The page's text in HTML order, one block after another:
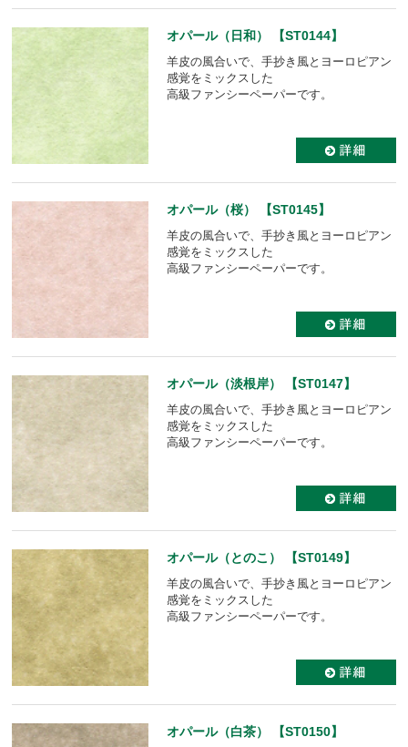
オパール（日和） 【ST0144】
羊皮の風合いで、手抄き風とヨーロピアン
感覚をミックスした
高級ファンシーペーパーです。
オパール（桜） 【ST0145】
羊皮の風合いで、手抄き風とヨーロピアン
感覚をミックスした
高級ファンシーペーパーです。
オパール（淡根岸） 【ST0147】
羊皮の風合いで、手抄き風とヨーロピアン
感覚をミックスした
高級ファンシーペーパーです。
オパール（とのこ） 【ST0149】
羊皮の風合いで、手抄き風とヨーロピアン
感覚をミックスした
高級ファンシーペーパーです。
オパール（白茶） 【ST0150】